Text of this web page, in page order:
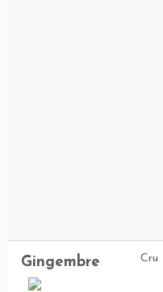
Gingembre Cru